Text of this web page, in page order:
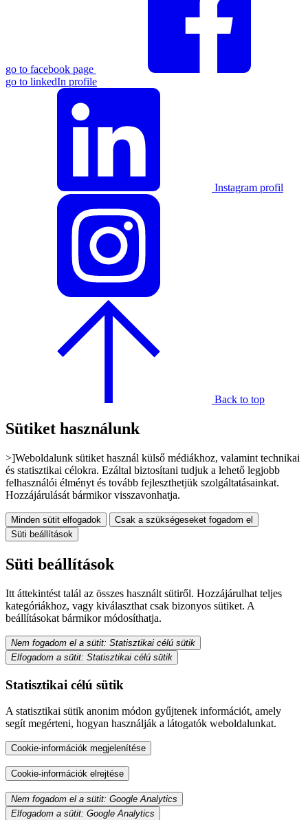
go to facebook page
go to linkedIn profile
Instagram profil
Back to top
Sütiket használunk
>]Weboldalunk sütiket használ külső médiákhoz, valamint technikai
és statisztikai célokra. Ezáltal biztosítani tudjuk a lehető legjobb
felhasználói élményt és tovább fejleszthetjük szolgáltatásainkat.
Hozzájárulását bármikor visszavonhatja.
Minden sütit elfogadok
Csak a szükségeseket fogadom el
Süti beállítások
Süti beállítások
Itt áttekintést talál az összes használt sütiről. Hozzájárulhat teljes
kategóriákhoz, vagy kiválaszthat csak bizonyos sütiket. A
beállításokat bármikor módosíthatja.
Nem fogadom el a sütit: Statisztikai célú sütik
Elfogadom a sütit: Statisztikai célú sütik
Statisztikai célú sütik
A statisztikai sütik anonim módon gyűjtenek információt, amely
segít megérteni, hogyan használják a látogatók weboldalunkat.
Cookie-információk megjelenítése
Cookie-információk elrejtése
Nem fogadom el a sütit: Google Analytics
Elfogadom a sütit: Google Analytics